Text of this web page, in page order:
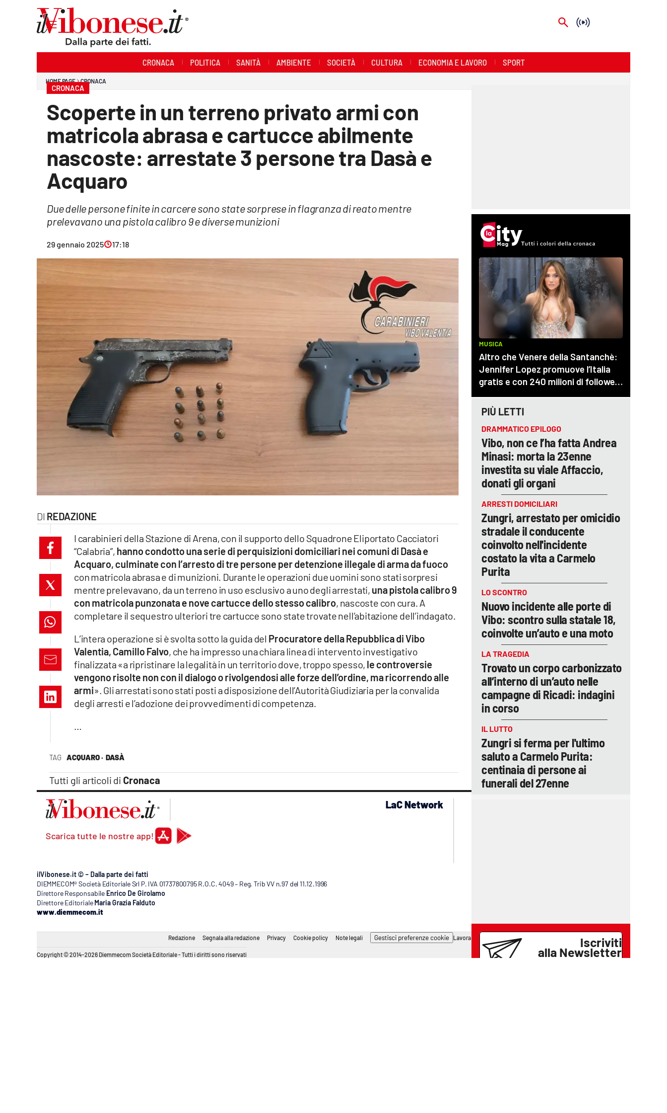
Economia e Lavoro
catanzarochannel.it
lacapitalenews.it
CRONACA POLITICA SANITÀ AMBIENTE SOCIETÀ CULTURA ECONOMIA E LAVORO SPORT
HOME PAGE CRONACA
CRONACA
Scoperte in un terreno privato armi con
matricola abrasa e cartucce abilmente
nascoste: arrestate 3 persone tra Dasà e
Acquaro
Due delle persone finite in carcere sono state sorprese in flagranza di reato mentre
prelevavano una pistola calibro 9 e diverse munizioni
29 gennaio 2025 17:18
REDAZIONE
TAG ACQUARO · DASÀ
Tutti gli articoli di Cronaca
I carabinieri della Stazione di Arena, con il supporto dello Squadrone Eliportato Cacciatori
“Calabria”, hanno condotto una serie di perquisizioni domiciliari nei comuni di Dasà e
Acquaro, culminate con l’arresto di tre persone per detenzione illegale di arma da fuoco
con matricola abrasa e di munizioni. Durante le operazioni due uomini sono stati sorpresi
mentre prelevavano, da un terreno in uso esclusivo a uno degli arrestati, una pistola calibro 9
con matricola punzonata e nove cartucce dello stesso calibro, nascoste con cura. A
completare il sequestro ulteriori tre cartucce sono state trovate nell’abitazione dell’indagato.
L’intera operazione si è svolta sotto la guida del Procuratore della Repubblica di Vibo
Valentia, Camillo Falvo, che ha impresso una chiara linea di intervento investigativo
finalizzata «a ripristinare la legalità in un territorio dove, troppo spesso, le controversie
vengono risolte non con il dialogo o rivolgendosi alle forze dell’ordine, ma ricorrendo alle
armi». Gli arrestati sono stati posti a disposizione dell’Autorità Giudiziaria per la convalida
degli arresti e l’adozione dei provvedimenti di competenza.
…
PIÙ LETTI
DRAMMATICO EPILOGO
Vibo, non ce l’ha fatta Andrea
Minasi: morta la 23enne
investita su viale Affaccio,
donati gli organi
ARRESTI DOMICILIARI
Zungri, arrestato per omicidio
stradale il conducente
coinvolto nell'incidente
costato la vita a Carmelo
Purita
LO SCONTRO
Nuovo incidente alle porte di
Vibo: scontro sulla statale 18,
coinvolte un’auto e una moto
LA TRAGEDIA
Trovato un corpo carbonizzato
all’interno di un’auto nelle
campagne di Ricadi: indagini
in corso
IL LUTTO
Zungri si ferma per l'ultimo
saluto a Carmelo Purita:
centinaia di persone ai
funerali del 27enne
Iscriviti
alla Newsletter
Scarica tutte le nostre app!
LaC Network
ilVibonese.it © – Dalla parte dei fatti
DIEMMECOM® Società Editoriale Srl P. IVA 01737800795 R.O.C. 4049 – Reg. Trib VV n.97 del 11.12.1996
Direttore Responsabile Enrico De Girolamo
Direttore Editoriale Maria Grazia Falduto
www.diemmecom.it
Redazione Segnala alla redazione Privacy Cookie policy Note legali Gestisci preferenze cookie Lavora con noi
Copyright © 2014-2026 Diemmecom Società Editoriale - Tutti i diritti sono riservati